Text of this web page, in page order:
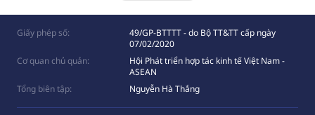
Giấy phép số:
49/GP-BTTTT - do Bộ TT&TT cấp ngày
07/02/2020
Cơ quan chủ quản:
Hội Phát triển hợp tác kinh tế Việt Nam -
ASEAN
Tổng biên tập:
Nguyễn Hà Thắng